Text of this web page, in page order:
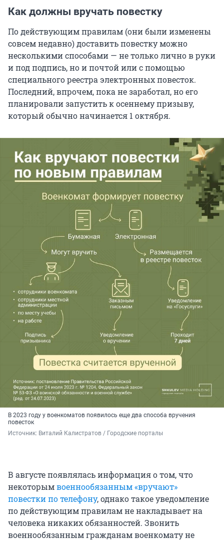
Как должны вручать повестку
По действующим правилам (они были изменены
совсем недавно) доставить повестку можно
несколькими способами — не только лично в руки
и под подпись, но и почтой или с помощью
специального реестра электронных повесток.
Последний, впрочем, пока не заработал, но его
планировали запустить к осеннему призыву,
который обычно начинается 1 октября.
В 2023 году у военкоматов появилось еще два способа вручения
повесток
Источник: Виталий Калистратов / Городские порталы
В августе появлялась информация о том, что
некоторымвоеннообязанным «вручают»
повестки по телефону, однако такое уведомление
по действующим правилам не накладывает на
человека никаких обязанностей. Звонить
военнообязанным гражданам военкомату не